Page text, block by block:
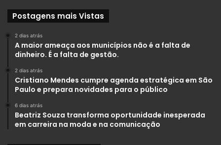
Postagens mais Vistas
2 dias atrás
A maior ameaça aos municípios não é a falta de
dinheiro. É a falta de gestão.
2 dias atrás
Cristiano Mendes cumpre agenda estratégica em São
Paulo e prepara novidades para o público
6 dias atrás
Beatriz Souza transforma oportunidade inesperada
em carreira na moda e na comunicação